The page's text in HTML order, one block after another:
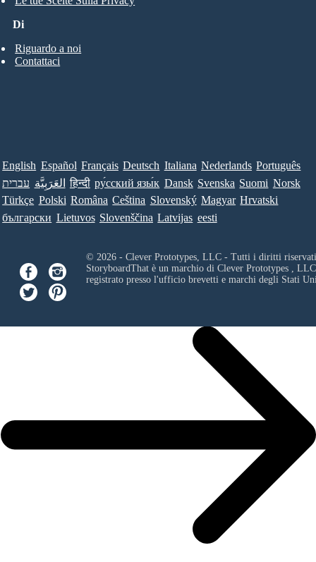
Di
Riguardo a noi
Contattaci
English Español Français Deutsch Italiana Nederlands Português
עברית العَرَبِيَّة हिन्दी ру́сский язы́к Dansk Svenska Suomi Norsk
Türkçe Polski Româna Ceština Slovenský Magyar Hrvatski
български Lietuvos Slovenščina Latvijas eesti
© 2026 - Clever Prototypes, LLC - Tutti i diritti
StoryboardThat è un marchio di Clever Prototypes , LLC
registrato presso l'ufficio brevetti e marchi degli Stati